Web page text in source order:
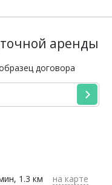
аренды
договора
1.3 км на карте